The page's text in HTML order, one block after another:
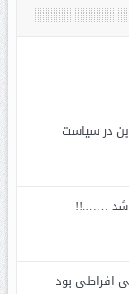
در سیاست
شد …….!!
افراطی بود